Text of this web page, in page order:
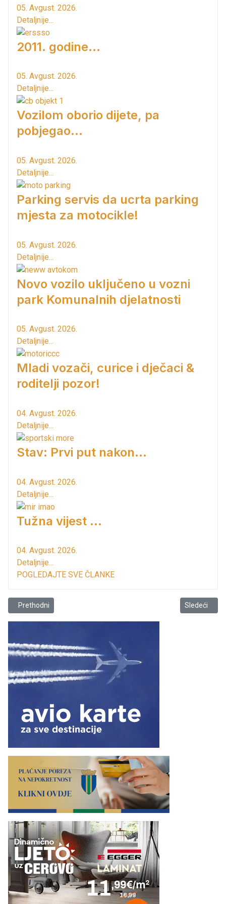
05. Avgust. 2026.
Detaljnije...
2011. godine...
05. Avgust. 2026.
Detaljnije...
Vozilom oborio dijete, pa
pobjegao...
05. Avgust. 2026.
Detaljnije...
Parking servis da ucrta parking
mjesta za motocikle!
05. Avgust. 2026.
Detaljnije...
Novo vozilo uključeno u vozni
park Komunalnih djelatnosti
05. Avgust. 2026.
Detaljnije...
Mladi vozači, curice i dječaci &
roditelji pozor!
04. Avgust. 2026.
Detaljnije...
Stav: Prvi put nakon…
04. Avgust. 2026.
Detaljnije...
Tužna vijest ...
04. Avgust. 2026.
Detaljnije...
POGLEDAJTE SVE ČLANKE
Prethodni članak: JPMD: Smjene izvršene u tri dana!
Prethodni Sledeći
Sledeći